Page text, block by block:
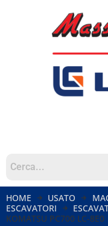
HOME USATO
ESCAVATORI
KOMATSU PC700 LC-8E0